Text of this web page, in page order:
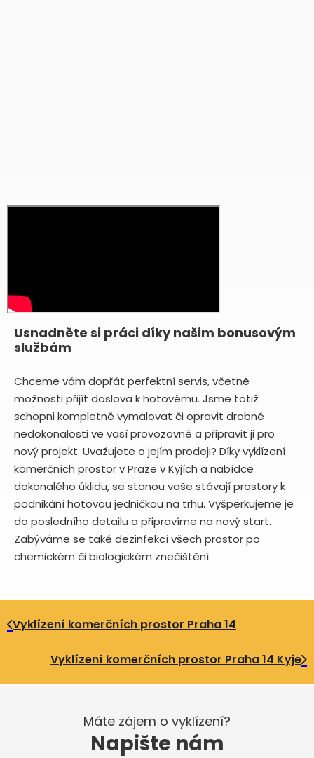
Usnadněte si práci díky našim bonusovým
službám
Chceme vám dopřát perfektní servis, včetně
možnosti přijít doslova k hotovému. Jsme totiž
schopni kompletně vymalovat či opravit drobné
nedokonalosti ve vaší provozovně a připravit ji pro
nový projekt. Uvažujete o jejím prodeji? Díky vyklízení
komerčních prostor v Praze v Kyjích a nabídce
dokonalého úklidu, se stanou vaše stávají prostory k
podnikání hotovou jedničkou na trhu. Vyšperkujeme je
do posledního detailu a připravíme na nový start.
Zabýváme se také dezinfekcí všech prostor po
chemickém či biologickém znečištění.
Vyklízení komerčních prostor Praha 14
Vyklízení komerčních prostor Praha 14 Kyje
Máte zájem o vyklízení?
Napište nám